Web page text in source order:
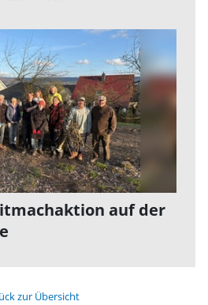
auf der
zur Übersicht